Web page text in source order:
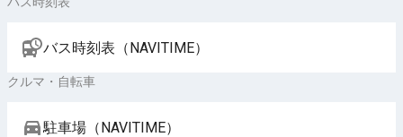
バス時刻表（NAVITIME）
クルマ・自転車
駐車場（NAVITIME）